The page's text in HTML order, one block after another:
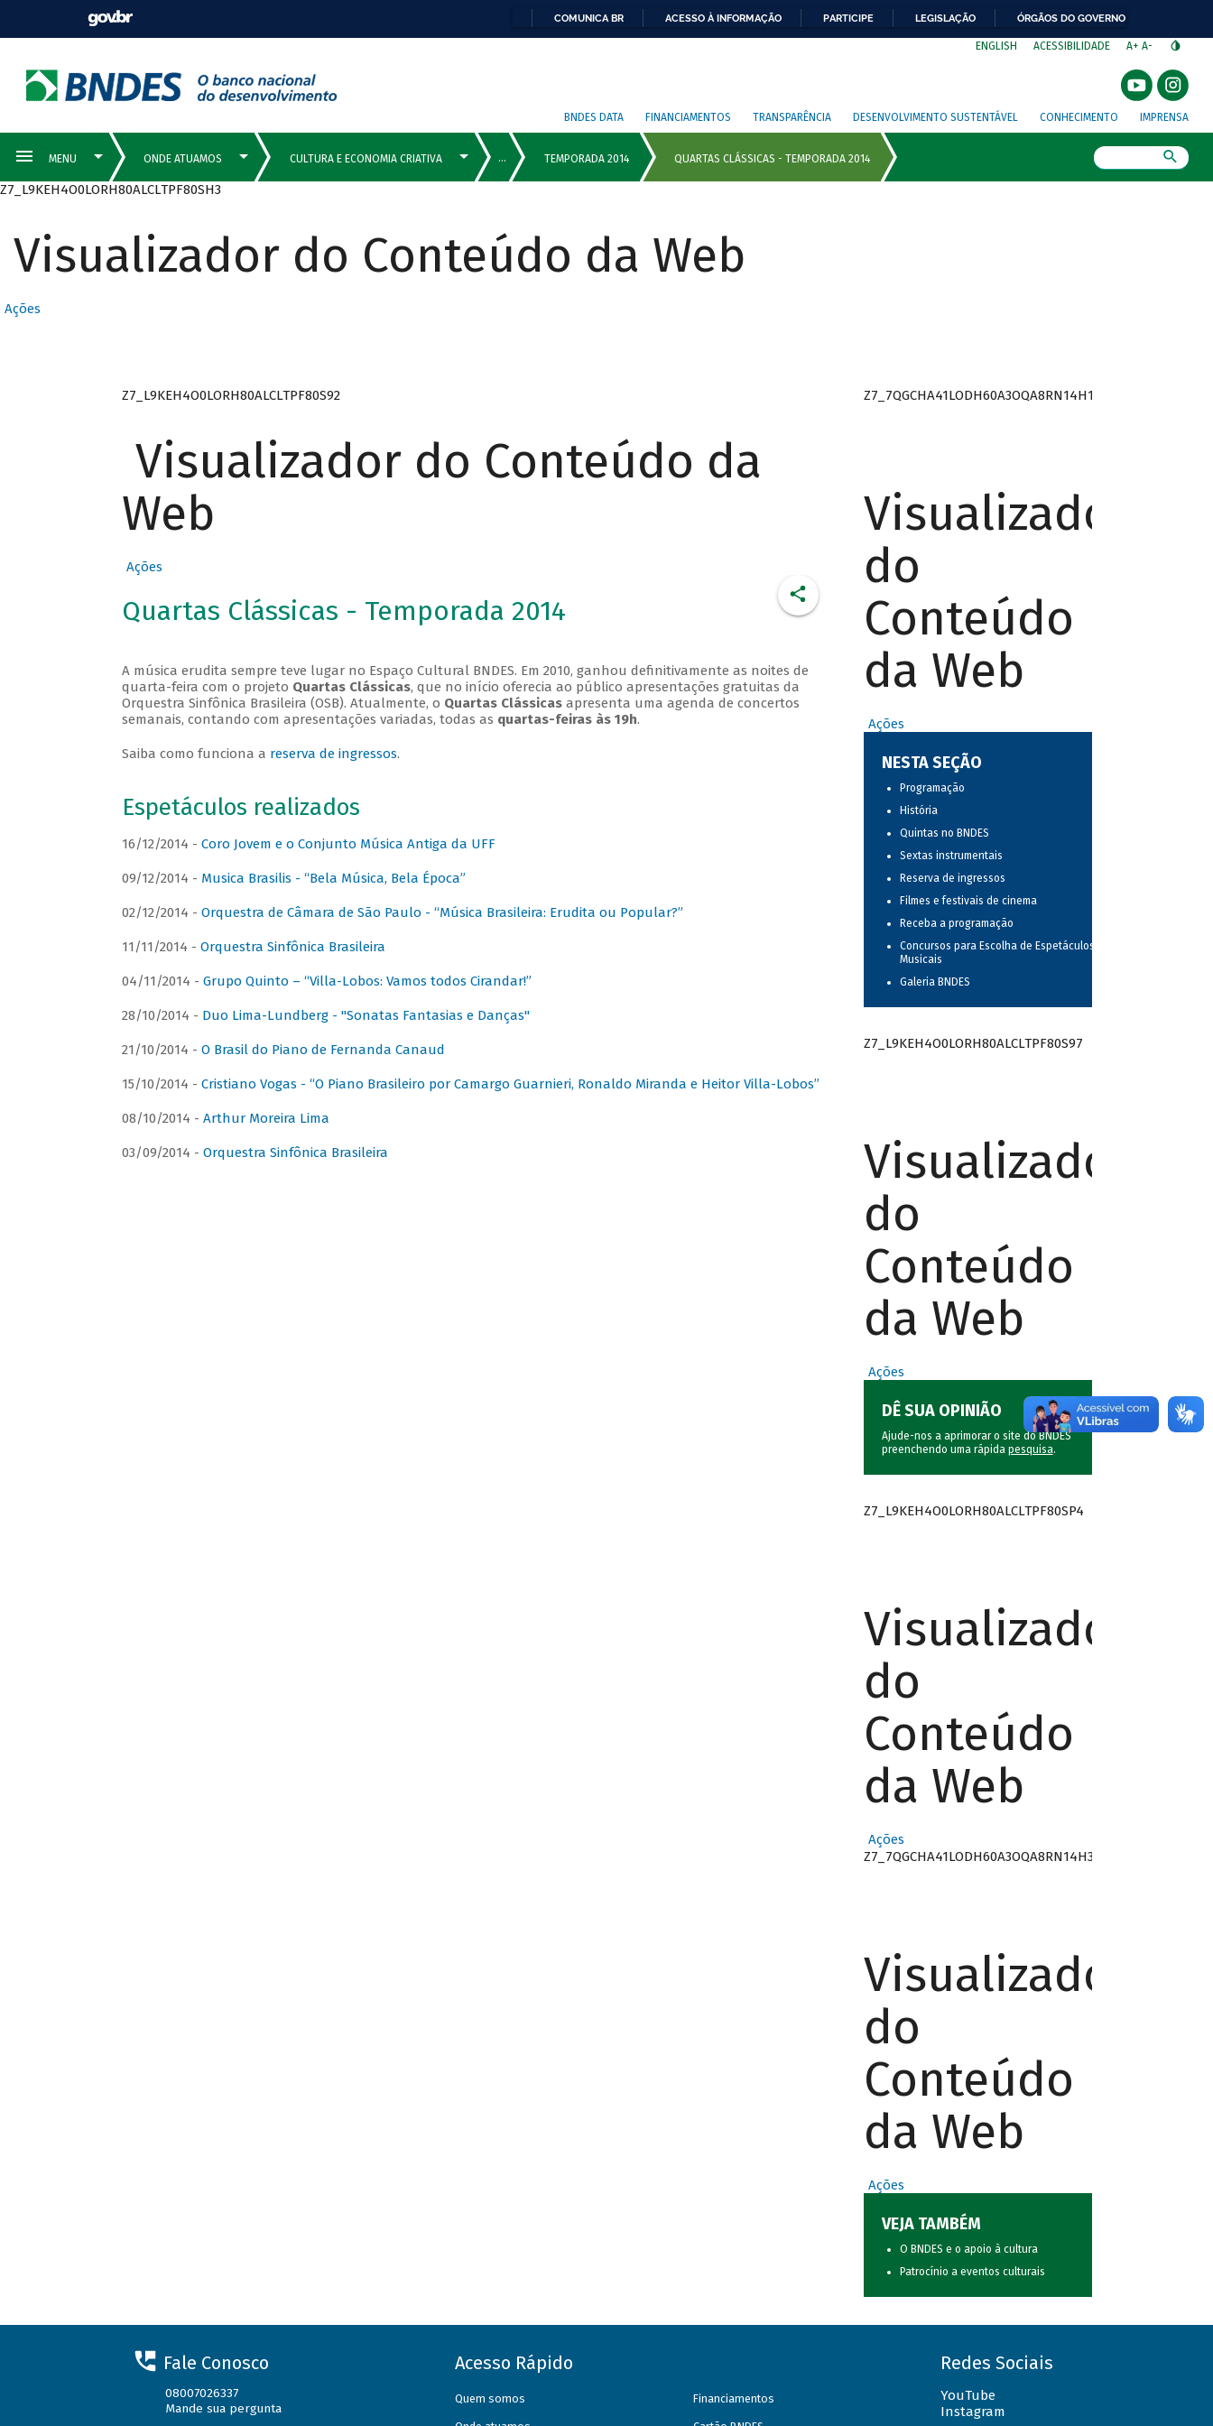
COMUNICA BR ACESSO À INFORMAÇÃO PARTICIPE LEGISLAÇÃO ÓRGÃOS DO GOVERNO
ENGLISH ACESSIBILIDADE A+ A-
BNDES DATA FINANCIAMENTOS TRANSPARÊNCIA DESENVOLVIMENTO SUSTENTÁVEL CONHECIMENTO IMPRENSA
Z7_L9KEH4O0LORH80ALCLTPF80SH3
Visualizador do Conteúdo da Web
Ações
Z7_L9KEH4O0LORH80ALCLTPF80S92
Visualizador do Conteúdo da
Web
Ações
Quartas Clássicas - Temporada 2014
A música erudita sempre teve lugar no Espaço Cultural BNDES. Em 2010, ganhou definitivamente as noites de
quarta-feira com o projeto Quartas Clássicas, que no início oferecia ao público apresentações gratuitas da
Orquestra Sinfônica Brasileira (OSB). Atualmente, o Quartas Clássicasapresenta uma agenda de concertos
semanais, contando com apresentações variadas, todas as quartas-feiras às 19h.
Saiba como funciona a reserva de ingressos.
Espetáculos realizados
16/12/2014 - Coro Jovem e o Conjunto Música Antiga da UFF
09/12/2014 - Musica Brasilis - “Bela Música, Bela Época”
02/12/2014 - Orquestra de Câmara de São Paulo - “Música Brasileira: Erudita ou Popular?”
11/11/2014 - Orquestra Sinfônica Brasileira
04/11/2014 - Grupo Quinto – “Villa-Lobos: Vamos todos Cirandar!”
28/10/2014 - Duo Lima-Lundberg - "Sonatas Fantasias e Danças"
21/10/2014 - O Brasil do Piano de Fernanda Canaud
15/10/2014 - Cristiano Vogas - “O Piano Brasileiro por Camargo Guarnieri, Ronaldo Miranda e Heitor Villa-Lobos”
08/10/2014 - Arthur Moreira Lima
03/09/2014 - Orquestra Sinfônica Brasileira
Z7_7QGCHA41LODH60A3OQA8RN14H1
Visualizador
do
Conteúdo
da Web
Ações
NESTA SEÇÃO
Programação
História
Quintas no BNDES
Sextas instrumentais
Reserva de ingressos
Filmes e festivais de cinema
Receba a programação
Concursos para Escolha de Espetáculos
Musicais
Galeria BNDES
Z7_L9KEH4O0LORH80ALCLTPF80S97
Visualizador
do
Conteúdo
da Web
Ações
DÊ SUA OPINIÃO
Ajude-nos a aprimorar o site do BNDES
preenchendo uma rápida pesquisa.
Z7_L9KEH4O0LORH80ALCLTPF80SP4
Visualizador
do
Conteúdo
da Web
Ações
Z7_7QGCHA41LODH60A3OQA8RN14H3
Visualizador
do
Conteúdo
da Web
Ações
VEJA TAMBÉM
O BNDES e o apoio à cultura
Patrocínio a eventos culturais
Fale Conosco
08007026337
Mande sua pergunta
Acesso Rápido
Quem somos Financiamentos
Redes Sociais
YouTube
Instagram